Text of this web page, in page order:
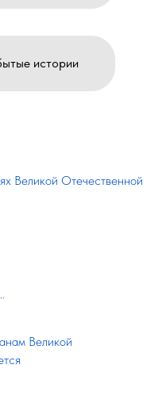
истории
Великой Отечественной
Великой